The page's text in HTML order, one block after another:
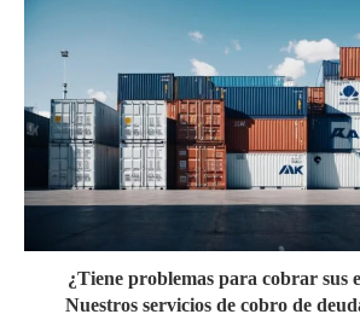
¿Tiene problemas para cobrar sus
Nuestros servicios de cobro de